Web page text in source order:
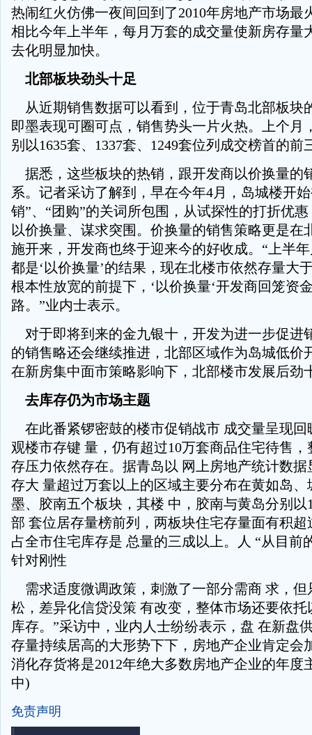
热闹红火仿佛一夜间回到了2010年房地产市场最
相比今年上半年，每月万套的成交量使新房存量
去化明显加快。
北部板块劲头十足
从近期销售数据可以看到，位于青岛北部板块
即墨表现可圈可点，销售势头一片火热。上个月
别以1635套、1337套、1249套位列成交榜首的前
据悉，这些板块的热销，跟开发商以价换量的
系。记者采访了解到，早在今年4月，岛城楼开
销”、“团购”的关词所包围，从试探性的打折优
以价换量、谋求突围。价换量的销售策略更是在
施开来，开发商也终于迎来今的好收成。“上半
都是‘以价换量’的结果，现在北楼市依然存量大
根本性放宽的前提下，‘以价换量‘开发商回笼资
路。”业内士表示。
对于即将到来的金九银十，开发为进一步促进
的销售略还会继续推进，北部区域作为岛城低价
在新房集中面市策略影响下，北部楼市发展后劲
去库存仍为市场主题
在此番紧锣密鼓的楼市促销战市 成交量呈现回
观楼市存键 量，仍有超过10万套商品住宅待售
存压力依然存在。据青岛以 网上房地产统计数
存大 量超过万套以上的区域主要分布在黄如岛
墨、胶南五个板块，其楼 中，胶南与黄岛分别以
部 套位居存量榜前列，两板块住宅存量面有积超
占全市住宅库存是 总量的三成以上。人 “从目前
针对刚性
需求适度微调政策，刺激了一部分需商 求，但
松，差异化信贷没策 有改变，整体市场还要依
库存。”采访中，业内人士纷纷表示，盘 在新盘
存量持续居高的大形势下下，房地产企业肯定会
消化存货将是2012年绝大多数房地产企业的年度
中)
免责声明